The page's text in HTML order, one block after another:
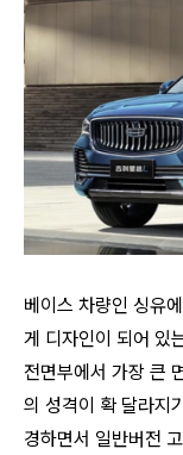
베이스 차량인 싱유
게 디자인이 되어 있
전면부에서 가장 큰
의 성격이 확 달라지
경하면서 일반버전